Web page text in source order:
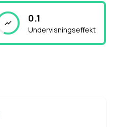
0.1
Undervisningseffekt